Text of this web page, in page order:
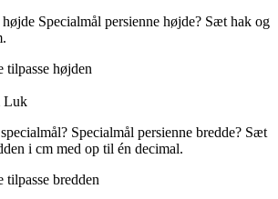
højde Specialmål persienne højde? Sæt hak ​​og
tilpasse højden
Luk
Specialmål persienne bredde? Sæt
i cm med op til én decimal.
tilpasse bredden